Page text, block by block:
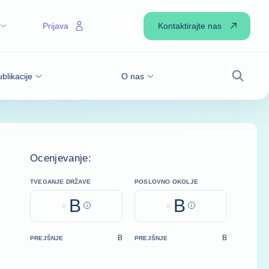
O nas
Iskanje
Prijava Kontaktirajte nas
Ocenjevanje:
TVEGANJE DRŽAVE
B Help
POSLOVNO OKOLJE
B Help
PREJŠNJE B PREJŠNJE B